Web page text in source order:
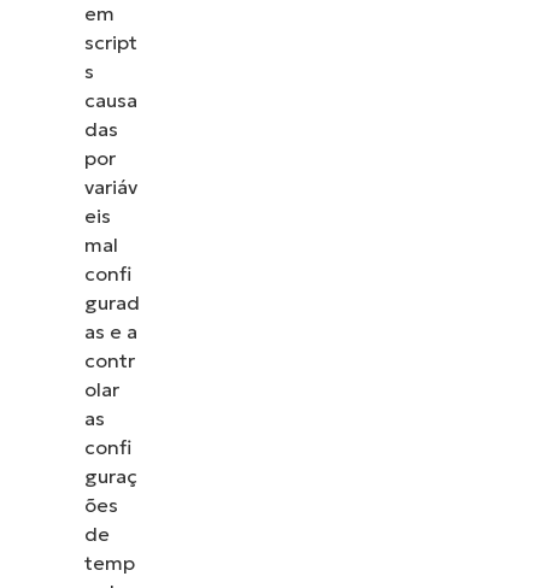
em
script
s
causa
das
por
variáv
eis
mal
confi
gurad
as e a
contr
olar
as
confi
guraç
ões
de
temp